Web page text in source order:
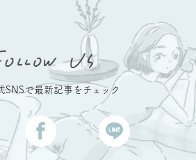
SNSで最新記事をチェック